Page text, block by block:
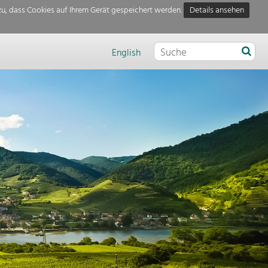
dass Cookies auf Ihrem Gerät gespeichert werden.
Details ansehen
English